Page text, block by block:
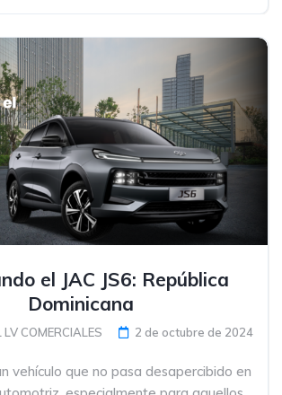
el JAC JS6: República
Dominicana
COMERCIALES 2 de octubre de 2024
vehículo que no pasa desapercibido en